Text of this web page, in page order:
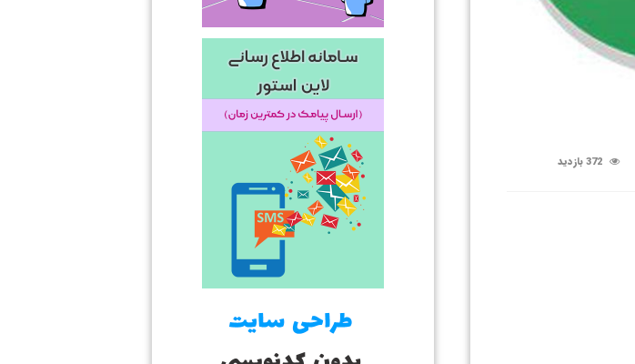
372 بازدید